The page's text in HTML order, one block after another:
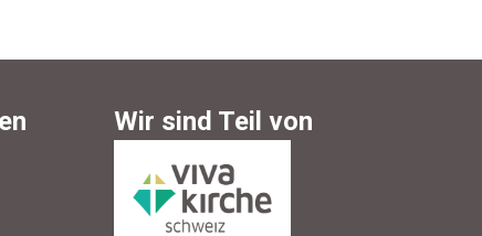
Wir sind Teil von